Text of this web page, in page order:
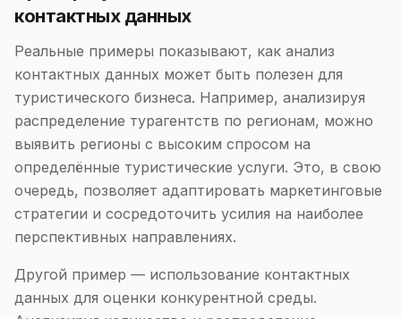
контактных данных
Реальные примеры показывают, как анализ
контактных данных может быть полезен для
туристического бизнеса. Например, анализируя
распределение турагентств по регионам, можно
выявить регионы с высоким спросом на
определённые туристические услуги. Это, в свою
очередь, позволяет адаптировать маркетинговые
стратегии и сосредоточить усилия на наиболее
перспективных направлениях.
Другой пример — использование контактных
данных для оценки конкурентной среды.